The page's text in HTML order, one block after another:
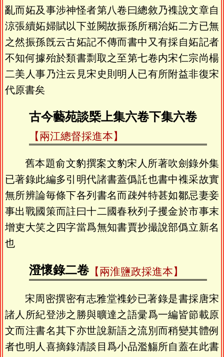
亂而妬及事涉神怪者第八卷曰總敘乃襍說文章自
涼張續妬婦賦以下並闕故振孫所稱治妬二方已無
之然振孫旣云古妬記不傳而書中又有採自妬記者
不知何據殆於類書剽取之至第七卷内宋仁宗尚楊
二美人事乃注云見宋史則明人已有所附益非復宋
代原書矣
古今藝苑談槩上集六卷下集六卷
【兩江總督採進本】
舊本題俞文豹撰案文豹宋人所著吹劍錄外集
已著錄此編多引明代諸書蓋僞託也書中襍采故實
無所辨論毎條下各列書名而疎舛特甚如鄒忌妻妾
事出戰國策而註曰十二國春秋列子攫金於市事末
增吏大笑之四字當爲無知書賈抄撮說部僞立新名
也
澄懷錄二卷【兩淮鹽政採進本】
宋周密撰密有志雅堂襍鈔已著錄是書採唐宋
諸人所紀登涉之勝與曠達之語彚爲一編皆節載原
文而注書名其下亦世說新語之流別而稍變其體例
者也明人喜摘錄清談目爲小品濫觴所自蓋在此書